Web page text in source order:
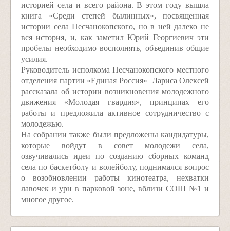
историей села и всего района. В этом году вышла
книга «Среди степей былинных», посвященная
истории села Песчанокопского, но в ней далеко не
вся история, и, как заметил Юрий Георгиевич эти
пробелы необходимо восполнять, объединив общие
усилия.
Руководитель исполкома Песчанокопского местного
отделения партии «Единая Россия» Лариса Олексей
рассказала об истории возникновения молодежного
движения «Молодая гвардия», принципах его
работы и предложила активное сотрудничество с
молодежью.
На собрании также были предложены кандидатуры,
которые войдут в совет молодежи села,
озвучивались идеи по созданию сборных команд
села по баскетболу и волейболу, поднимался вопрос
о возобновлении работы кинотеатра, нехватки
лавочек и урн в парковой зоне, вблизи СОШ №1 и
многое другое.